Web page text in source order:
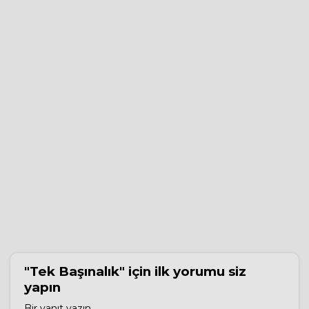
"Tek Başınalık" için ilk yorumu siz
yapın